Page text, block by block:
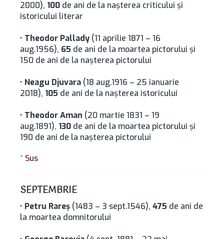
2000), 100 de ani de la naşterea criticului şi
istoricului literar
• Theodor Pallady (11 aprilie 1871 – 16
aug.1956), 65 de ani de la moartea pictorului și
150 de ani de la nașterea pictorului
• Neagu Djuvara (18 aug.1916 – 25 ianuarie
2018), 105 de ani de la naşterea istoricului
• Theodor Aman (20 martie 1831 – 19
aug.1891), 130 de ani de la moartea pictorului și
190 de ani de la nașterea pictorului
^ Sus
SEPTEMBRIE
• Petru Rareş (1483 – 3 sept.1546), 475 de ani de
la moartea domnitorului